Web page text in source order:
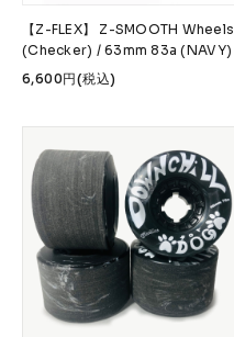
【Z-FLEX】 Z-SMOOTH Wheels
(Checker) / 63mm 83a (NAVY)
6,600円(税込)